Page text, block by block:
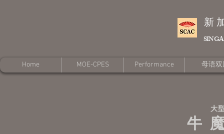
新
Home MOE-CPES Performance 母语双
大
牛